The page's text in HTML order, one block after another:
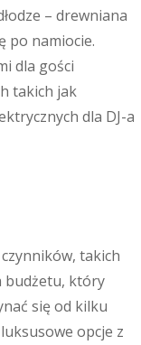
– drewniana
po namiocie.
dla gości
takich jak
dla DJ-a
takich
budżetu, który
się od kilku
opcje z